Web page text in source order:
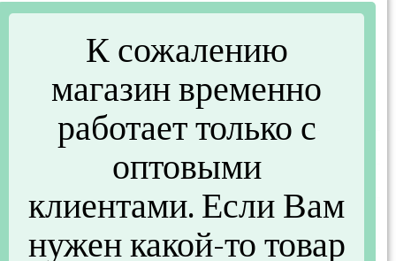
Характеристики
Основные
Артикул
NIKA
Размеры и вес
К сожалению
магазин временно
работает только с
оптовыми
клиентами. Если Вам
нужен какой-то товар